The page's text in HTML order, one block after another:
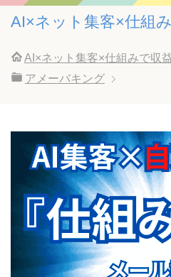
AI×ネット集客×仕組
AI×ネット集客×仕組みで収
アメーバキング